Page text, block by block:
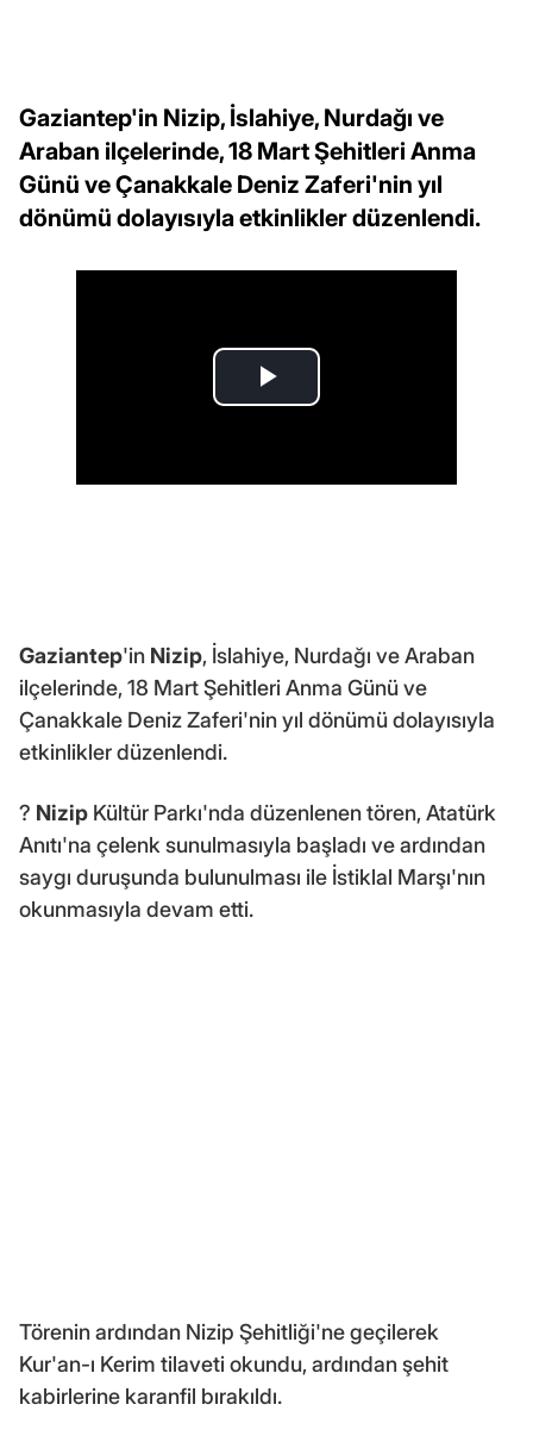
Gaziantep'in Nizip, İslahiye, Nurdağı ve
Araban ilçelerinde, 18 Mart Şehitleri Anma
Günü ve Çanakkale Deniz Zaferi'nin yıl
dönümü dolayısıyla etkinlikler düzenlendi.
Gaziantep'in Nizip, İslahiye, Nurdağı ve Araban
ilçelerinde, 18 Mart Şehitleri Anma Günü ve
Çanakkale Deniz Zaferi'nin yıl dönümü dolayısıyla
etkinlikler düzenlendi.
? Nizip Kültür Parkı'nda düzenlenen tören, Atatürk
Anıtı'na çelenk sunulmasıyla başladı ve ardından
saygı duruşunda bulunulması ile İstiklal Marşı'nın
okunmasıyla devam etti.
Törenin ardından Nizip Şehitliği'ne geçilerek
Kur'an-ı Kerim tilaveti okundu, ardından şehit
kabirlerine karanfil bırakıldı.